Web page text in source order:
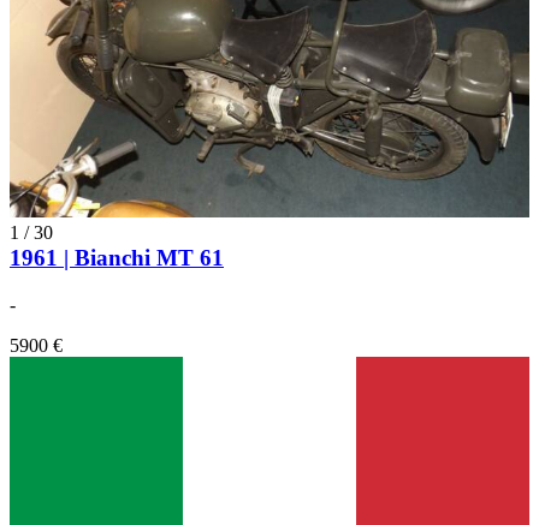
1 /30
1961 | Bianchi MT 61
-
5900 €